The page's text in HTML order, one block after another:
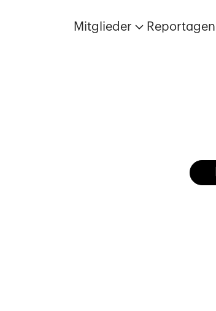
Mitglieder Reportagen